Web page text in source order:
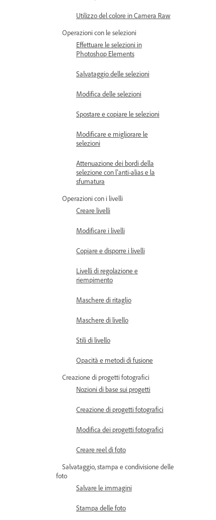
Utilizzo del colore in Camera Raw
Operazioni con le selezioni
Effettuare le selezioni in
Photoshop Elements
Salvataggio delle selezioni
Modifica delle selezioni
Spostare e copiare le selezioni
Modificare e migliorare le
selezioni
Attenuazione dei bordi della
selezione con l’anti-alias e la
sfumatura
Operazioni con i livelli
Creare livelli
Modificare i livelli
Copiare e disporre i livelli
Livelli di regolazione e
riempimento
Maschere di ritaglio
Maschere di livello
Stili di livello
Opacità e metodi di fusione
Creazione di progetti fotografici
Nozioni di base sui progetti
Creazione di progetti fotografici
Modifica dei progetti fotografici
Creare reel di foto
Salvataggio, stampa e condivisione delle
foto
Salvare le immagini
Stampa delle foto